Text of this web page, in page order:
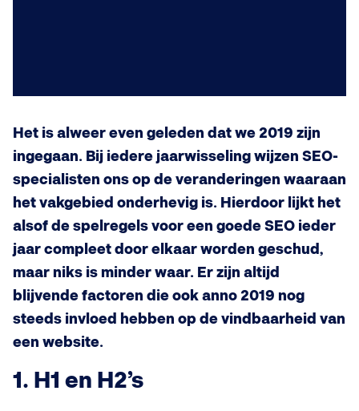
Het is alweer even geleden dat we 2019 zijn
ingegaan. Bij iedere jaarwisseling wijzen SEO-
specialisten ons op de veranderingen waaraan
het vakgebied onderhevig is. Hierdoor lijkt het
alsof de spelregels voor een goede SEO ieder
jaar compleet door elkaar worden geschud,
maar niks is minder waar. Er zijn altijd
blijvende factoren die ook anno 2019 nog
steeds invloed hebben op de vindbaarheid van
een website.
1. H1 en H2’s